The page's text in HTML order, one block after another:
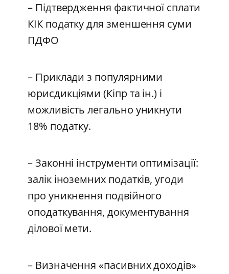
– Підтвердження фактичної сплати
КІК податку для зменшення суми
ПДФО
– Приклади з популярними
юрисдикціями (Кіпр та ін.) і
можливість легально уникнути
18% податку.
– Законні інструменти оптимізації:
залік іноземних податків, угоди
про уникнення подвійного
оподаткування, документування
ділової мети.
– Визначення «пасивних доходів»